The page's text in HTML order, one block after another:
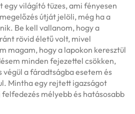
egy világító tüzes, ami fényesen
útját jelöli, még ha a
Be kell vallanom, hogy a
rövid életű volt, mivel
magam, hogy a lapokon keresztül
minden fejezettel csökken,
végül a fáradtságba esetem és
Mintha egy rejtett igazságot
mélyebb és hatásosabb